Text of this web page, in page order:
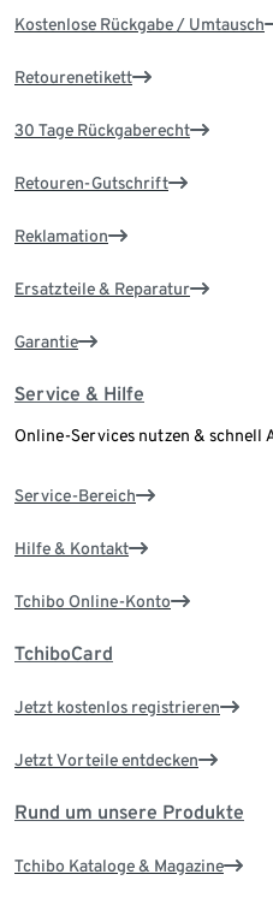
Kostenlose Rückgabe / Umtausch
Retourenetikett
30 Tage Rückgaberecht
Retouren-Gutschrift
Reklamation
Ersatzteile & Reparatur
Garantie
Service & Hilfe
Online-Services nutzen & schnell
Service-Bereich
Hilfe & Kontakt
Tchibo Online-Konto
TchiboCard
Jetzt kostenlos registrieren
Jetzt Vorteile entdecken
Rund um unsere Produkte
Tchibo Kataloge & Magazine